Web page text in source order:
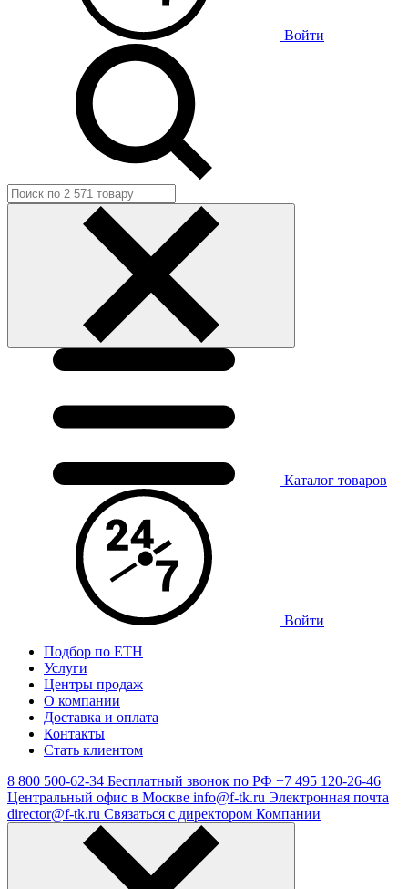
Войти
Каталог товаров
Войти
Подбор по ЕТН
Услуги
Центры продаж
О компании
Доставка и оплата
Контакты
Стать клиентом
8 800 500-62-34 Бесплатный звонок по РФ +7 495 120-26-46
Центральный офис в Москве info@f-tk.ru Электронная почта
director@f-tk.ru Связаться с директором Компании